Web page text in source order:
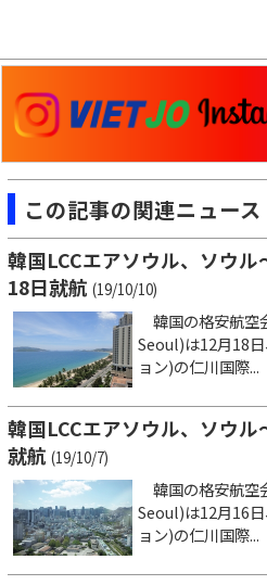
この記事の関連ニュース
韓国LCCエアソウル、ソウ
18日就航 (19/10/10)
韓国の格安航空
Seoul)は12月18
ョン)の仁川国際...
韓国LCCエアソウル、ソウ
就航 (19/10/7)
韓国の格安航空
Seoul)は12月16
ョン)の仁川国際...